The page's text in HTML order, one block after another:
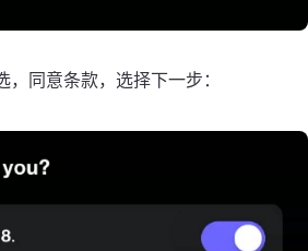
同意条款，选择下一步：